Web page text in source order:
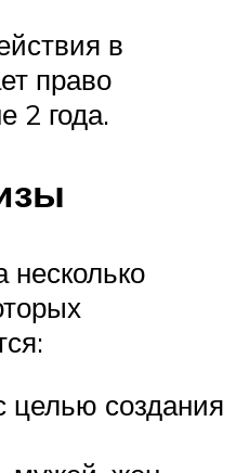
в
право
2 года.
несколько
целью создания